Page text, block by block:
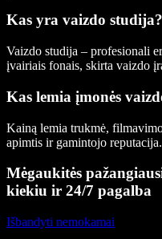
Kas yra vaizdo studija?
Vaizdo studija – profesionali
įvairiais fonais, skirta vaizdo
Kas lemia įmonės
Kainą lemia trukmė,
apimtis ir gamintojo reputacija.
Mėgaukitės
kiekiu ir 24/7 pagalba
Išbandyti nemokamai